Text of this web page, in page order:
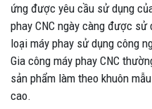
ứng được yêu cầu sử dụng
phay CNC ngày càng được
loại máy phay sử dụng công
Gia công máy phay CNC
sản phẩm làm theo khuôn
cao.